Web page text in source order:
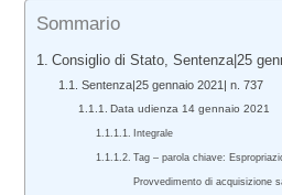
Sommario
Consiglio di Stato, Sentenza|25
Sentenza|25 gennaio 2021| n. 737
Data udienza 14 gennaio 2021
Integrale
Tag – parola chiave:
Provvedimento di acquisizione